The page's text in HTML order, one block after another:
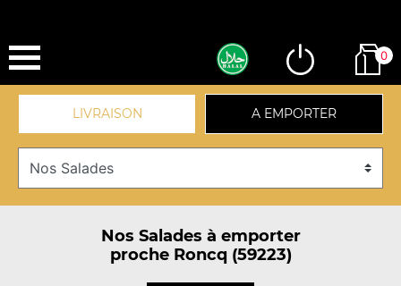
0
LIVRAISON A EMPORTER
Nos Salades à emporter
proche Roncq (59223)